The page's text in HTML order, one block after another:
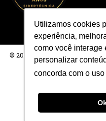
Utilizamos cookies
experiência,
como você interage
personalizar
concorda com o
© 2021 Sidertécnica| Todos os